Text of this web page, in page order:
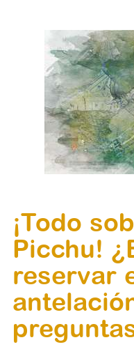
¡Todo
Picchu!
reservar